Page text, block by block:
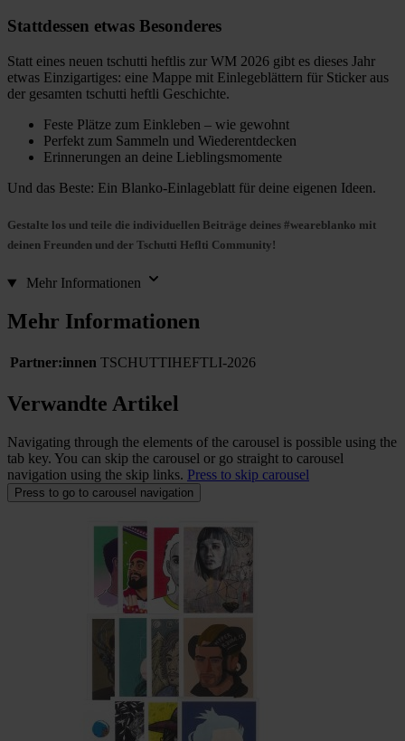
Stattdessen etwas Besonderes
Statt eines neuen tschutti heftlis zur WM 2026 gibt es dieses Jahr
etwas Einzigartiges: eine Mappe mit Einlegeblättern für Sticker aus
der gesamten tschutti heftli Geschichte.
Feste Plätze zum Einkleben – wie gewohnt
Perfekt zum Sammeln und Wiederentdecken
Erinnerungen an deine Lieblingsmomente
Und das Beste: Ein Blanko-Einlageblatt für deine eigenen Ideen.
Gestalte los und teile die individuellen Beiträge deines #weareblanko mit
deinen Freunden und der Tschutti Heflti Community!
Mehr Informationen
Mehr Informationen
Partner:innen TSCHUTTIHEFTLI-2026
Verwandte Artikel
Navigating through the elements of the carousel is possible using the
tab key. You can skip the carousel or go straight to carousel
navigation using the skip links. Press to skip carousel
Press to go to carousel navigation